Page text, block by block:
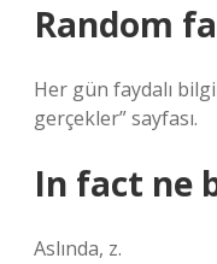
Random
Her gün faydalı
gerçekler” sayfası.
In fact ne
Aslında, z.